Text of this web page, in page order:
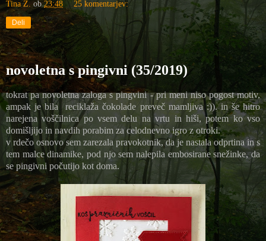
Tina Z. ob23:48 25 komentarjev:
Deli
novoletna s pingivni (35/2019)
tokrat pa novoletna zaloga s pingvini - pri meni niso pogost motiv,
ampak je bila reciklaža čokolade preveč mamljiva :)). in še hitro
narejena voščilnica po vsem delu na vrtu in hiši, potem ko vso
domišljijo in navdih porabim za celodnevno igro z otroki.
v rdečo osnovo sem zarezala pravokotnik, da je nastala odprtina in s
tem malce dinamike, pod njo sem nalepila embosirane snežinke, da
se pingivni počutijo kot doma.